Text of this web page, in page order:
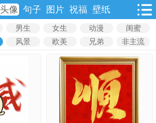
头像 句子 图片 祝福 壁纸
男生 女生 动漫
闺蜜
风景 欧美 兄弟 非主流